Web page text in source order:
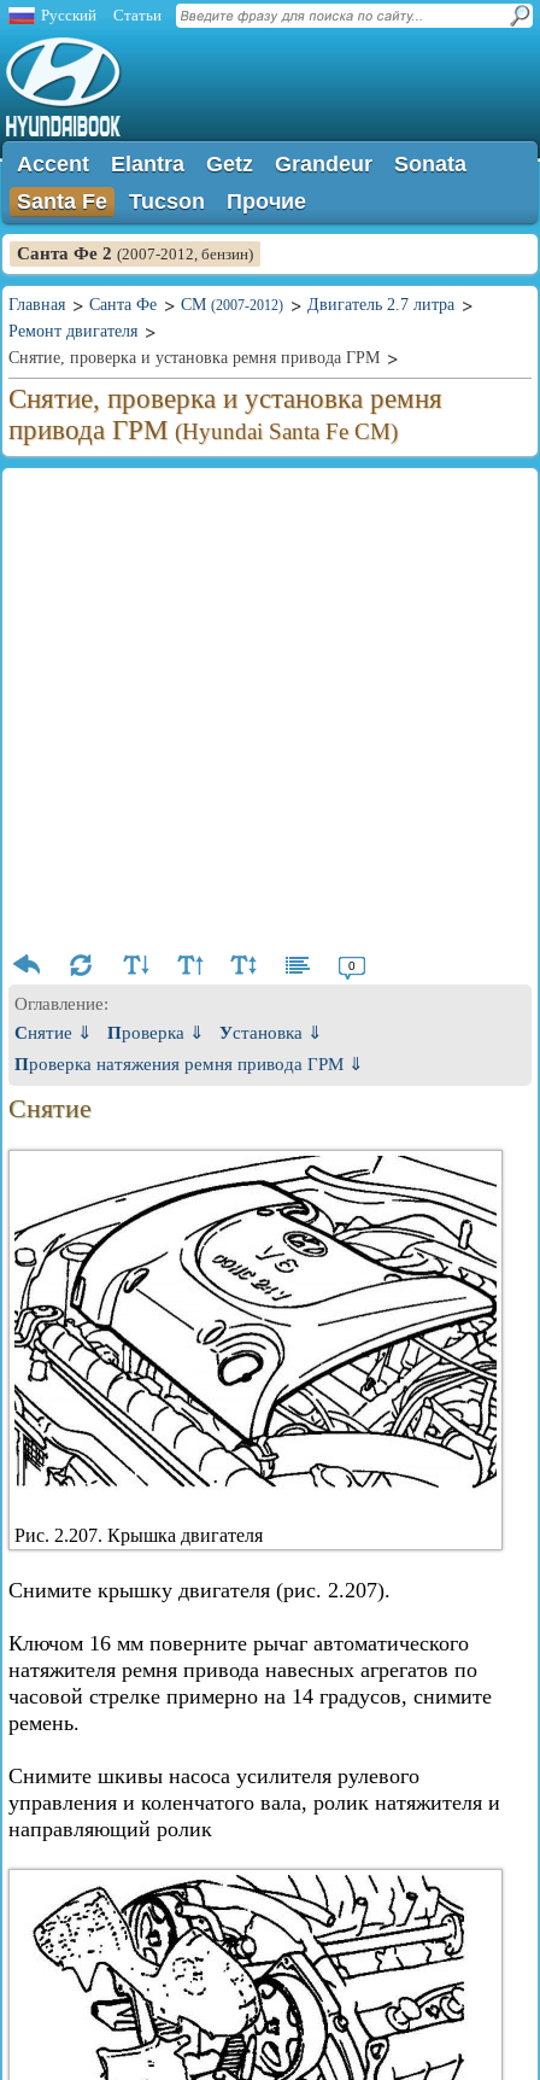
Русский Статьи
Accent Elantra Getz Grandeur
Sonata
Santa Fe
Tucson Прочие
Санта Фе 2 (2007-2012, бензин)
Главная Санта Фе CM (2007-2012)
Двигатель 2.7 литра
Ремонт двигателя
Снятие, проверка и установка ремня привода ГРМ
Снятие, проверка и установка ремня
привода ГРМ (Hyundai Santa Fe CM)
0
Оглавление:
Снятие ⇓
Проверка ⇓
Установка ⇓
Проверка натяжения ремня привода ГРМ ⇓
Снятие
Рис. 2.207. Крышка двигателя
Снимите крышку двигателя (рис. 2.207).
Ключом 16 мм поверните рычаг автоматического
натяжителя ремня привода навесных агрегатов по
часовой стрелке примерно на 14 градусов, снимите
ремень.
Снимите шкивы насоса усилителя рулевого
управления и коленчатого вала, ролик натяжителя и
направляющий ролик